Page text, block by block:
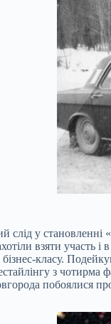
слід у
взяти участь
класу.
рестайлінгу з
побоялися